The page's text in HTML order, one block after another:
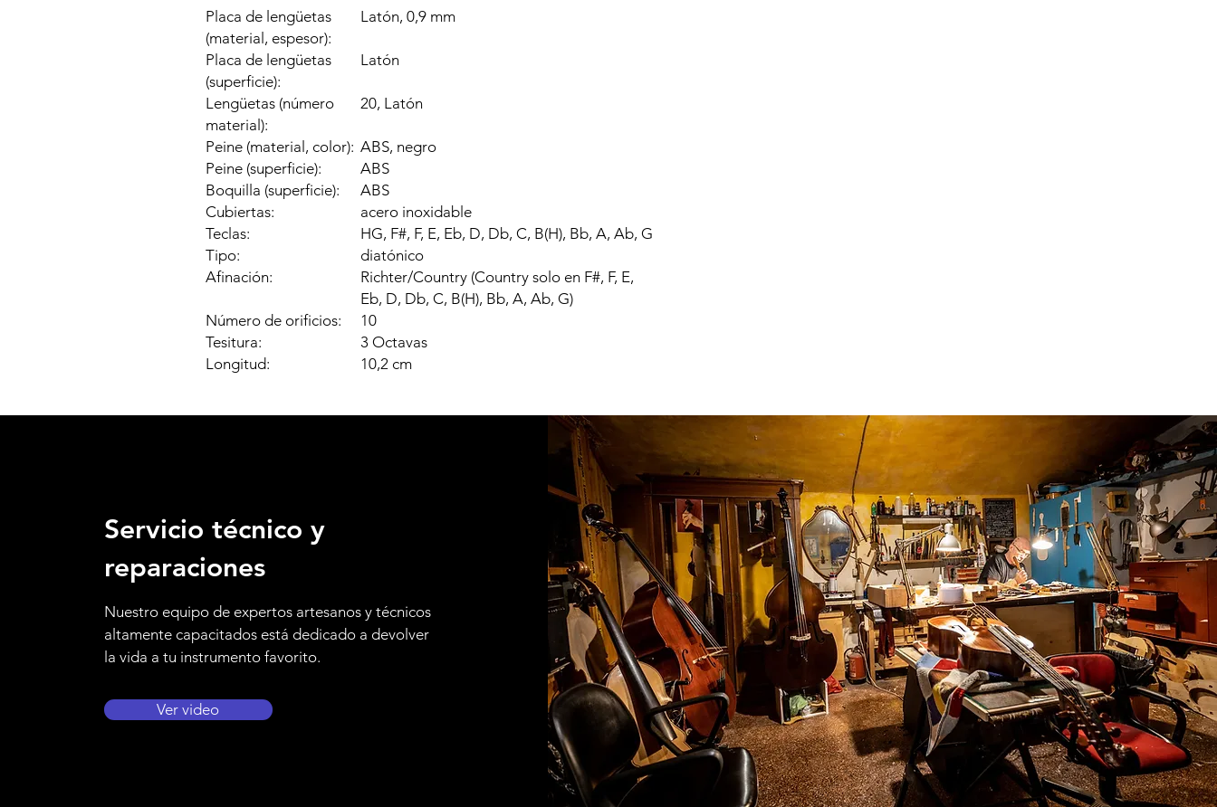
Placa de lengüetas
(material, espesor):
Latón, 0,9 mm
Placa de lengüetas
(superficie):
Latón
Lengüetas (número
material):
20, Latón
Peine (material, color): ABS, negro
Peine (superficie):
ABS
Boquilla (superficie):
ABS
Cubiertas:
acero inoxidable
Teclas:
HG, F#, F, E, Eb, D, Db, C, B(H), Bb, A, Ab, G
Tipo:
diatónico
Afinación:
Richter/Country (Country solo en F#, F, E,
Eb, D, Db, C, B(H), Bb, A, Ab, G)
Número de orificios:
10
Tesitura:
3 Octavas
Longitud:
10,2 cm
Servicio técnico y
reparaciones
Nuestro equipo de expertos artesanos y técnicos
altamente capacitados está dedicado a devolver
la vida a tu instrumento favorito.
Ver video